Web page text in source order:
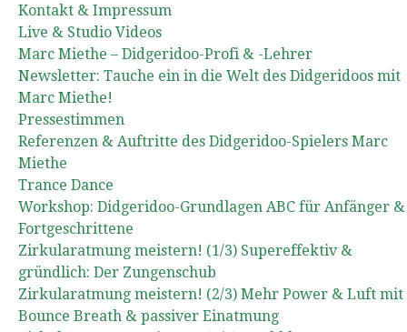
Kontakt & Impressum
Live & Studio Videos
Marc Miethe – Didgeridoo-Profi & -Lehrer
Newsletter: Tauche ein in die Welt des Didgeridoos mit
Marc Miethe!
Pressestimmen
Referenzen & Auftritte des Didgeridoo-Spielers Marc
Miethe
Trance Dance
Workshop: Didgeridoo-Grundlagen ABC für Anfänger &
Fortgeschrittene
Zirkularatmung meistern! (1/3) Supereffektiv &
gründlich: Der Zungenschub
Zirkularatmung meistern! (2/3) Mehr Power & Luft mit
Bounce Breath & passiver Einatmung